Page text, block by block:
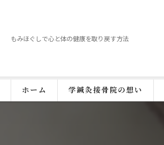
もみほぐしで心と体の健康を取り戻す方法
ホーム 学鍼灸接骨院の想い